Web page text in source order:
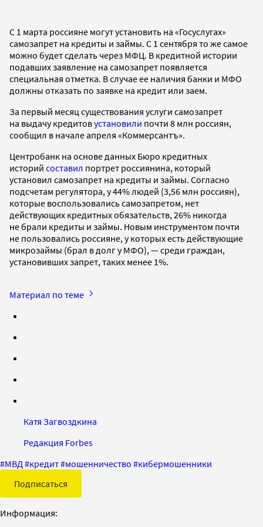
С 1 марта россияне могут установить на «Госуслугах»
самозапрет на кредиты и займы. С 1 сентября то же самое
можно будет сделать через МФЦ. В кредитной истории
подавших заявление на самозапрет появляется
специальная отметка. В случае ее наличия банки и МФО
должны отказать по заявке на кредит или заем.
За первый месяц существования услуги самозапрет
на выдачу кредитовустановили почти 8 млн россиян,
сообщил в начале апреля «Коммерсантъ».
Центробанк на основе данных Бюро кредитных
историй составил портрет россиянина, который
установил самозапрет на кредиты и займы. Согласно
подсчетам регулятора, у 44% людей (3,56 млн россиян),
которые воспользовались самозапретом, нет
действующих кредитных обязательств, 26% никогда
не брали кредиты и займы. Новым инструментом почти
не пользовались россияне, у которых есть действующие
микрозаймы (брал в долг у МФО), — среди граждан,
установивших запрет, таких менее 1%.
Материал по теме
Катя Загвоздкина
Редакция Forbes
#МВД #кредит#мошенничество #кибермошенники
Подписаться
Информация: